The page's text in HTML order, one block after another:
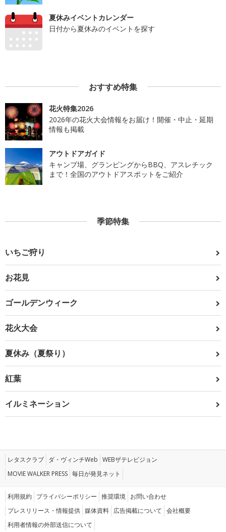
夏休みイベントカレンダー
日付から夏休みのイベントを探す
おすすめ特集
花火特集2026
2026年の花火大会情報をお届け！開催・中止・延期
情報も掲載
アウトドアガイド
キャンプ場、グランピングからBBQ、アスレチック
まで！全国のアウトドアスポットをご紹介
季節特集
いちご狩り
お花見
ゴールデンウィーク
花火大会
夏休み（夏祭り）
紅葉
イルミネーション
レタスクラブ ダ・ヴィンチWeb WEBザテレビジョン
MOVIE WALKER PRESS 毎日が発見ネット
利用規約 プライバシーポリシー 推奨環境 お問い合わせ
プレスリリース・情報提供 媒体資料 広告掲載について 会社概要
利用者情報の外部送信について